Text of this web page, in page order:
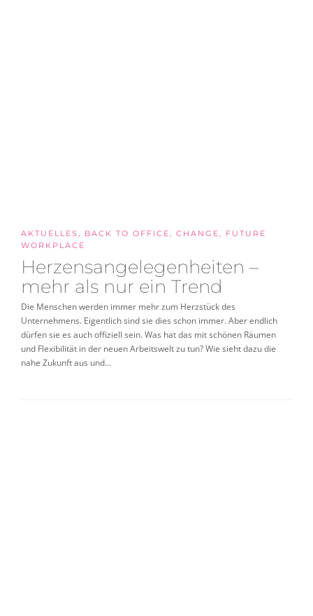
AKTUELLES, BACK TO OFFICE, CHANGE, FUTURE
WORKPLACE
Herzensangelegenheiten –
mehr als nur ein Trend
Die Menschen werden immer mehr zum Herzstück des
Unternehmens. Eigentlich sind sie dies schon immer. Aber endlich
dürfen sie es auch offiziell sein. Was hat das mit schönen Räumen
und Flexibilität in der neuen Arbeitswelt zu tun? Wie sieht dazu die
nahe Zukunft aus und...